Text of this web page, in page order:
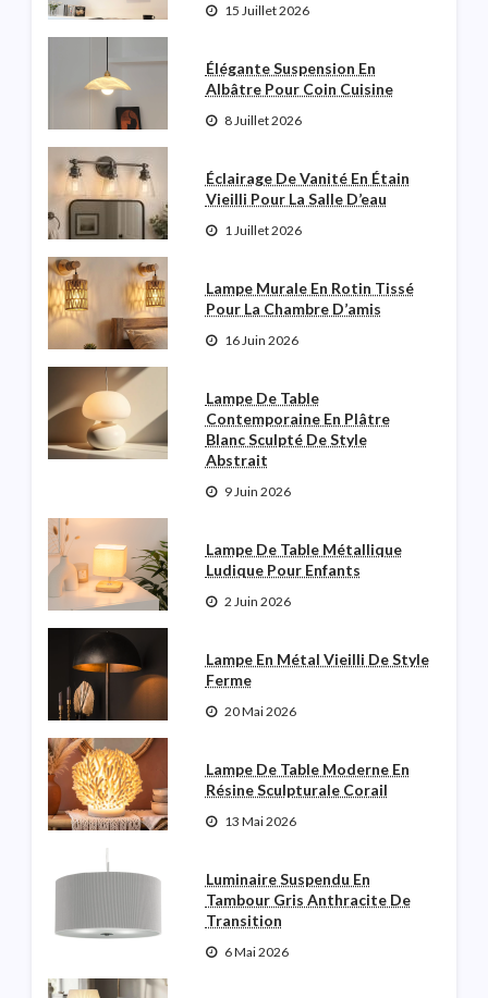
15 Juillet 2026
Élégante Suspension En
Albâtre Pour Coin Cuisine
8 Juillet 2026
Éclairage De Vanité En Étain
Vieilli Pour La Salle D’eau
1 Juillet 2026
Lampe Murale En Rotin Tissé
Pour La Chambre D’amis
16 Juin 2026
Lampe De Table
Contemporaine En Plâtre
Blanc Sculpté De Style
Abstrait
9 Juin 2026
Lampe De Table Métallique
Ludique Pour Enfants
2 Juin 2026
Lampe En Métal Vieilli De Style
Ferme
20 Mai 2026
Lampe De Table Moderne En
Résine Sculpturale Corail
13 Mai 2026
Luminaire Suspendu En
Tambour Gris Anthracite De
Transition
6 Mai 2026